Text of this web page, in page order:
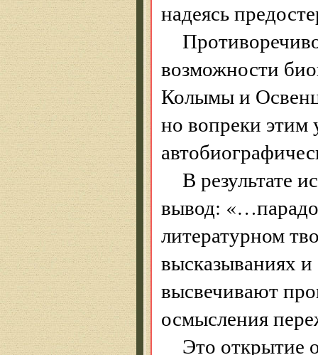
надеясь
возможности
Колымы и
но вопреки этим
В результате
вывод:
литературном
высказываниях и
высвечивают
осмысления
Это открытие